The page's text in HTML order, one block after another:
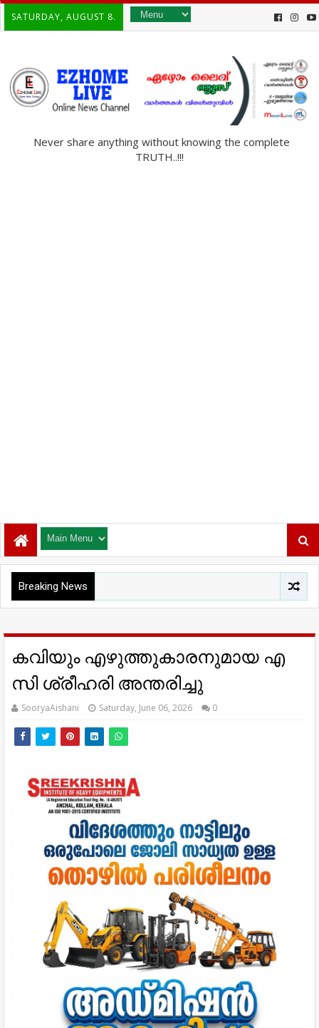
SATURDAY, AUGUST 8.
Never share anything without knowing the complete
TRUTH..!!!
Breaking News
കവിയും എഴുത്തുകാരനുമായ എ
സി ശ്രീഹരി അന്തരിച്ചു
SooryaAishani Saturday, June 06, 2026 0